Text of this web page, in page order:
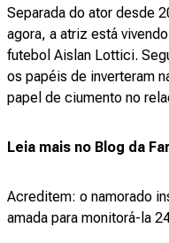
Separada do ator desde
agora, a atriz está
futebol Aislan Lottici.
os papéis de inverteram
papel de ciumento no
Leia mais no Blog da
Acreditem: o namorado
amada para monitorá-la